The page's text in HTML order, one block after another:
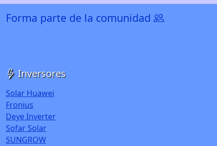
Forma parte de la comunidad
Inversores
Solar Huawei
Fronius
Deye Inverter
Sofar Solar
SUNGROW